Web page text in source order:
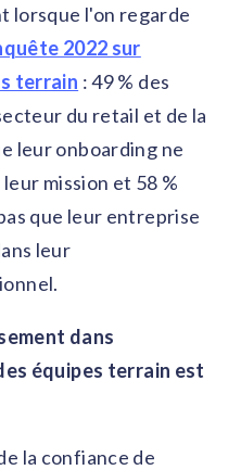
lorsque l'on regarde
2022 sur
terrain : 49 % des
du retail et de la
leur onboarding ne
mission et 58 %
que leur entreprise
leur
dans
équipes terrain est
la confiance de